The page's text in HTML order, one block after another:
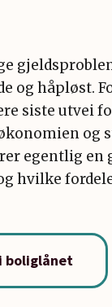
og håpløst.
siste utvei
og
egentlig en
hvilke
boliglånet